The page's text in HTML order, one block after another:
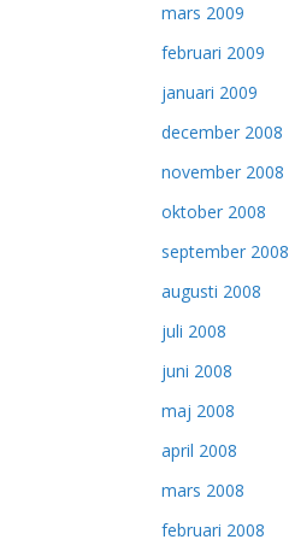
mars 2009
februari 2009
januari 2009
december 2008
november 2008
oktober 2008
september 2008
augusti 2008
juli 2008
juni 2008
maj 2008
april 2008
mars 2008
februari 2008